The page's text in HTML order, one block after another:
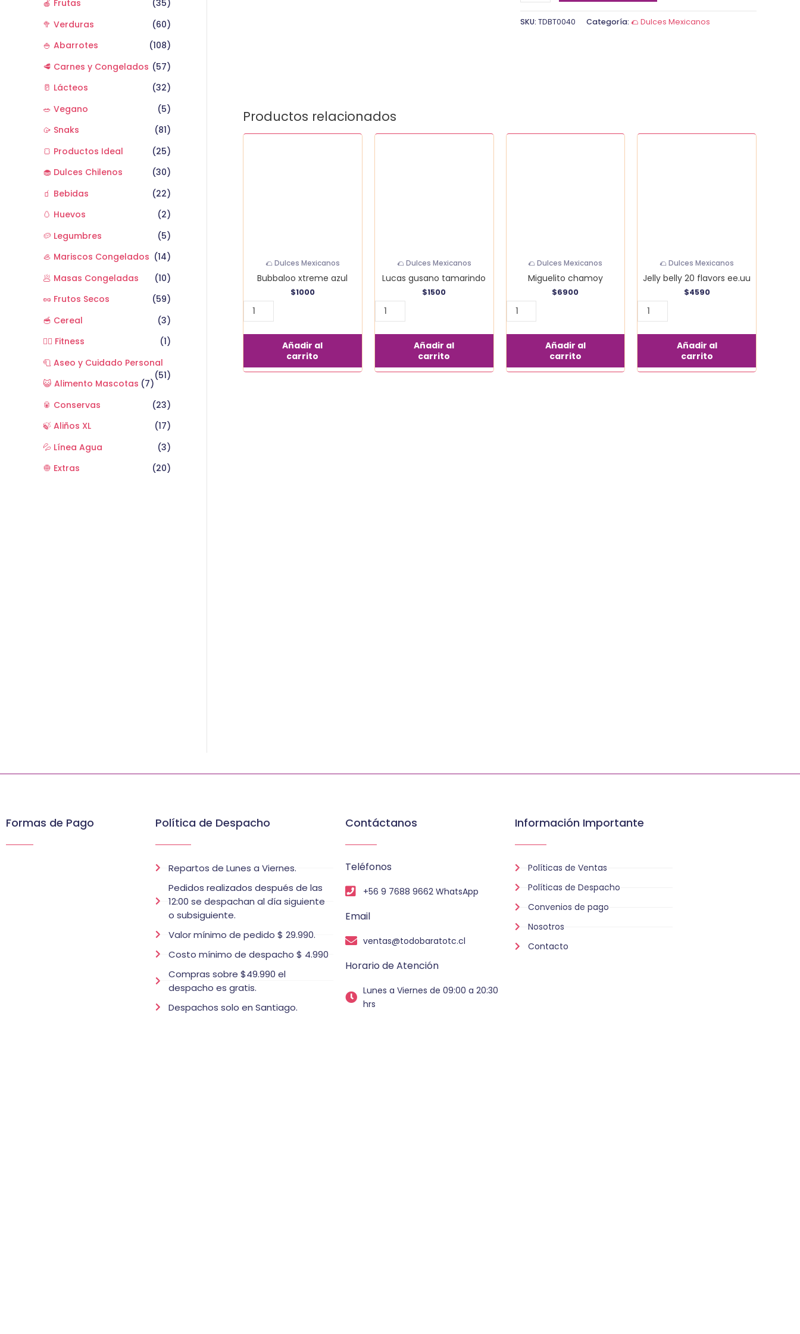
🍎 Frutas
(35)
🥦 Verduras
(60)
🍚 Abarrotes
(108)
🥩 Carnes y Congelados (57)
🥛 Lácteos
(32)
🥗 Vegano
(5)
🥠 Snaks
(81)
🍞 Productos Ideal
(25)
🧁 Dulces Chilenos
(30)
🧃 Bebidas
(22)
🥚 Huevos
(2)
🥔 Legumbres
(5)
🦪 Mariscos Congelados (14)
🥟 Masas Congeladas
(10)
🥜 Frutos Secos
(59)
🥣 Cereal
(3)
🏋️‍♂️ Fitness
(1)
🧻 Aseo y Cuidado Personal
(51)
😺 Alimento Mascotas (7)
🥫 Conservas
(23)
🍃 Aliños XL
(17)
💦 Línea Agua
(3)
🧅 Extras
(20)
SKU:TDBT0040 Categoría:🌮 Dulces Mexicanos
Productos relacionados
🌮 Dulces Mexicanos
Bubbaloo xtreme azul
$1000
Añadir al
carrito
🌮 Dulces Mexicanos
Lucas gusano tamarindo
$1500
Añadir al
carrito
🌮 Dulces Mexicanos
Miguelito chamoy
$6900
Añadir al
carrito
🌮 Dulces Mexicanos
Jelly belly 20 flavors ee.uu
$4590
Añadir al
carrito
Formas de Pago Política de Despacho
Repartos de Lunes a Viernes.
Pedidos realizados después de las
12:00 se despachan al día siguiente
o subsiguiente.
Valor mínimo de pedido $ 29.990.
Costo mínimo de despacho $ 4.990
Compras sobre $49.990 el
despacho es gratis.
Despachos solo en Santiago.
Contáctanos
Teléfonos
+56 9 7688 9662 WhatsApp
Email
ventas@todobaratotc.cl
Horario de Atención
Lunes a Viernes de 09:00 a 20:30
hrs
Información Importante
Políticas de Ventas
Políticas de Despacho
Convenios de pago
Nosotros
Contacto